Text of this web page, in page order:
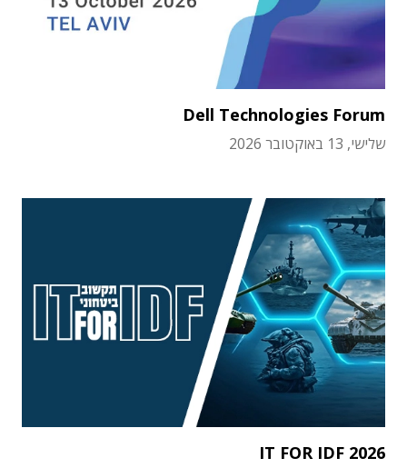
Dell Technologies Forum
שלישי, 13 באוקטובר 2026
IT FOR IDF 2026